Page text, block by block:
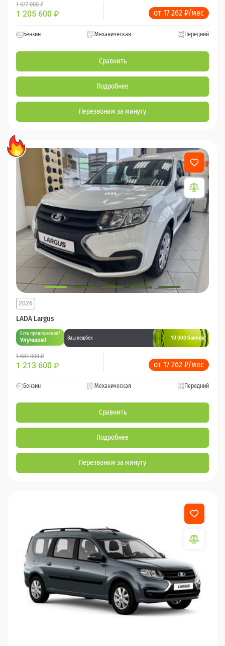
1 677 000 ₽
1 205 600 ₽ от 17 262 ₽/мес
Бензин Механическая Передний
Сравнить
Подробнее
Перезвоним за минуту
LADA Largus
2026
Есть предложение?
Улучшим! Ваш кешбек 10 000 баллов
1 687 000 ₽
1 213 600 ₽ от 17 262 ₽/мес
Бензин Механическая Передний
Сравнить
Подробнее
Перезвоним за минуту